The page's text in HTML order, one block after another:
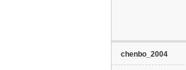
chenbo_2004